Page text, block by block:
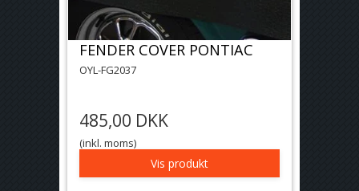
FENDER COVER PONTIAC
OYL-FG2037
485,00 DKK
(inkl. moms)
Vis produkt